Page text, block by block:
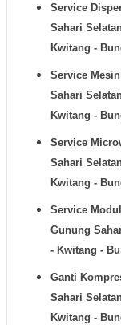
Service
Sahari
Kwitang -
Service
Sahari
Kwitang -
Service
Sahari
Kwitang -
Service
Gunung
- Kwitang -
Ganti
Sahari
Kwitang -